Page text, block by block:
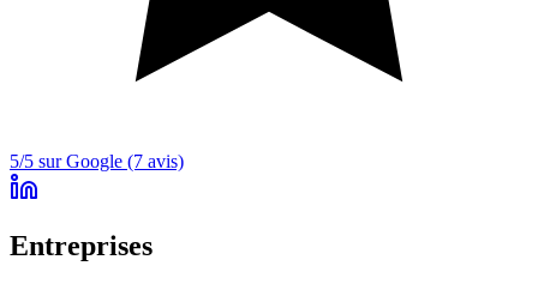
5/5 sur Google (7 avis)
Entreprises